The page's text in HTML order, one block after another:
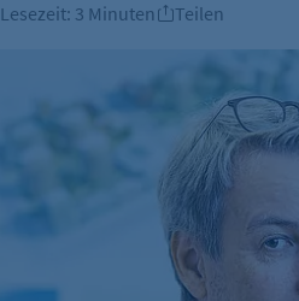
Lesezeit: 3 Minuten Teilen